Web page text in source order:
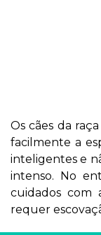
Os cães da
facilmente a
inteligentes e
intenso. No
cuidados
requer